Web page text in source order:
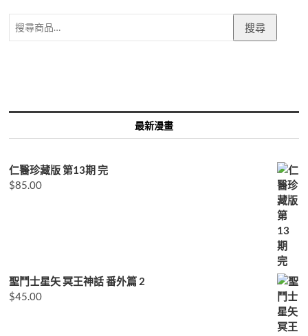
搜尋
最新漫畫
仁醫珍藏版 第13期 完
$85.00
聖鬥士星矢 冥王神話 番外篇 2
$45.00